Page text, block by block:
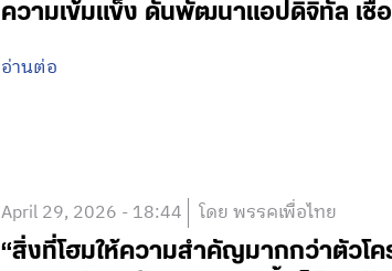
ความเข้มแข็ง ดันพัฒนาแอปดิจิทัล เชื่
อ่านต่อ
April 29, 2026 - 18:44 โดย พรรคเพื่อไทย
“สิ่งที่โฮมให้ความสำคัญมากกว่าตัวโค